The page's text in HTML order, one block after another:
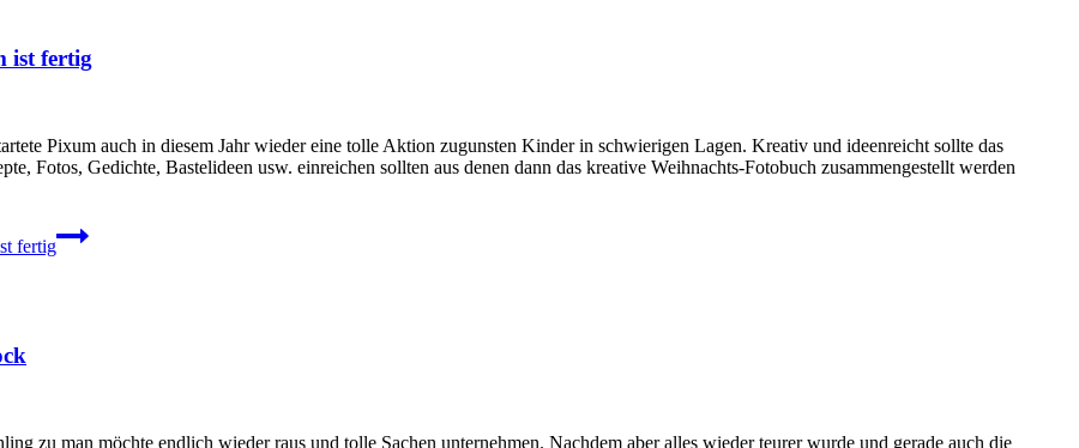
ist fertig
Pixum auch in diesem Jahr wieder eine tolle Aktion zugunsten Kinder in schwierigen Lagen. Kreativ und ideenreicht sollte das
Fotos, Gedichte, Bastelideen usw. einreichen sollten aus denen dann das kreative Weihnachts-Fotobuch zusammengestellt werden
fertig
zu man möchte endlich wieder raus und tolle Sachen unternehmen. Nachdem aber alles wieder teurer wurde und gerade auch die